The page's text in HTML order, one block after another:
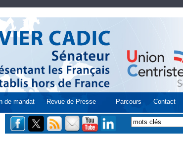
de mandat Revue de Presse Parcours Contact